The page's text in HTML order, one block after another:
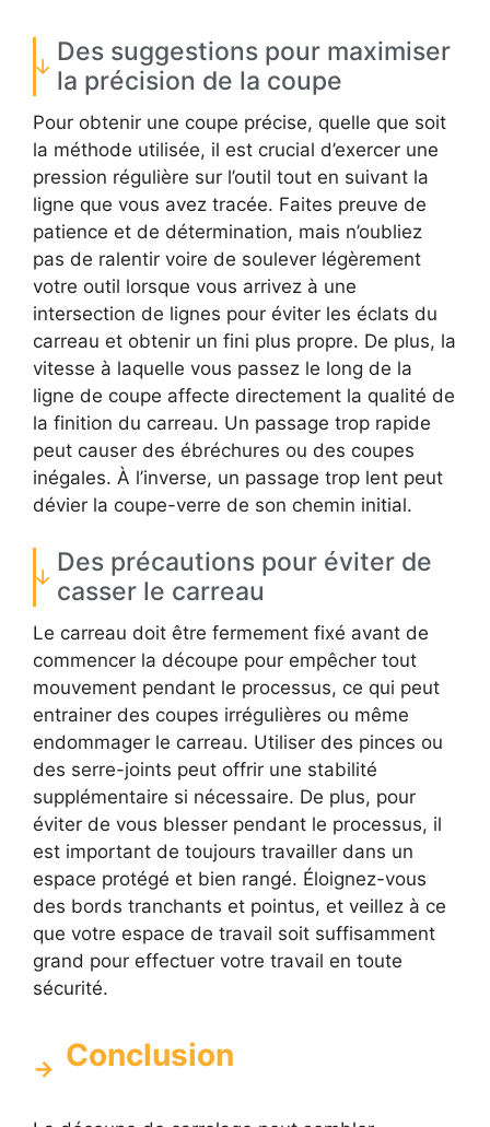
Des suggestions pour maximiser
la précision de la coupe
Pour obtenir une coupe précise, quelle que soit
la méthode utilisée, il est crucial d’exercer une
pression régulière sur l’outil tout en suivant la
ligne que vous avez tracée. Faites preuve de
patience et de détermination, mais n’oubliez
pas de ralentir voire de soulever légèrement
votre outil lorsque vous arrivez à une
intersection de lignes pour éviter les éclats du
carreau et obtenir un fini plus propre. De plus, la
vitesse à laquelle vous passez le long de la
ligne de coupe affecte directement la qualité de
la finition du carreau. Un passage trop rapide
peut causer des ébréchures ou des coupes
inégales. À l’inverse, un passage trop lent peut
dévier la coupe-verre de son chemin initial.
Des précautions pour éviter de
casser le carreau
Le carreau doit être fermement fixé avant de
commencer la découpe pour empêcher tout
mouvement pendant le processus, ce qui peut
entrainer des coupes irrégulières ou même
endommager le carreau. Utiliser des pinces ou
des serre-joints peut offrir une stabilité
supplémentaire si nécessaire. De plus, pour
éviter de vous blesser pendant le processus, il
est important de toujours travailler dans un
espace protégé et bien rangé. Éloignez-vous
des bords tranchants et pointus, et veillez à ce
que votre espace de travail soit suffisamment
grand pour effectuer votre travail en toute
sécurité.
Conclusion